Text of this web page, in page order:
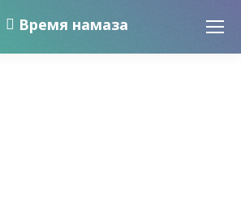
Время намаза